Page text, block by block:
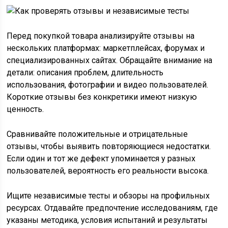
Перед покупкой товара анализируйте отзывы на
нескольких платформах: маркетплейсах, форумах и
специализированных сайтах. Обращайте внимание на
детали: описания проблем, длительность
использования, фотографии и видео пользователей.
Короткие отзывы без конкретики имеют низкую
ценность.
Сравнивайте положительные и отрицательные
отзывы, чтобы выявить повторяющиеся недостатки.
Если один и тот же дефект упоминается у разных
пользователей, вероятность его реальности высока.
Ищите независимые тесты и обзоры на профильных
ресурсах. Отдавайте предпочтение исследованиям, где
указаны методика, условия испытаний и результаты